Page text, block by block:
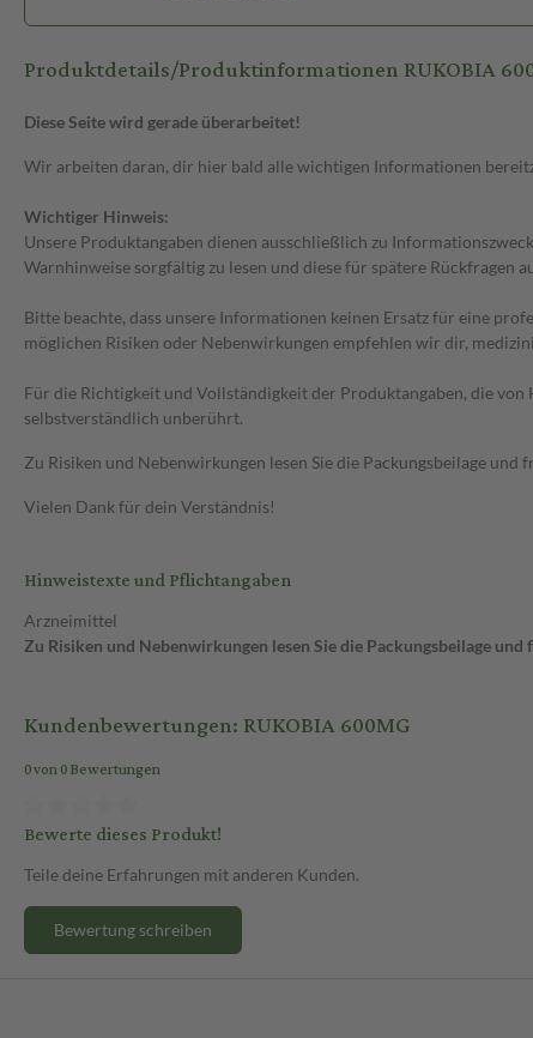
Produktdetails/Produktinformationen RUKOBIA
Diese Seite wird gerade überarbeitet!
Wir arbeiten daran, dir hier bald alle wichtigen Informationen
Wichtiger Hinweis:
Unsere Produktangaben dienen ausschließlich zu
Warnhinweise sorgfältig zu lesen und diese für spätere Rückfragen
Bitte beachte, dass unsere Informationen keinen Ersatz für eine
möglichen Risiken oder Nebenwirkungen empfehlen wir dir,
Für die Richtigkeit und Vollständigkeit der Produktangaben, die
selbstverständlich unberührt.
Zu Risiken und Nebenwirkungen lesen Sie die Packungsbeilage
Vielen Dank für dein Verständnis!
Hinweistexte und Pflichtangaben
Arzneimittel
Zu Risiken und Nebenwirkungen lesen Sie die Packungsbeilage
Kundenbewertungen: RUKOBIA 600MG
0 von 0 Bewertungen
Bewerte dieses Produkt!
Teile deine Erfahrungen mit anderen Kunden.
Bewertung schreiben